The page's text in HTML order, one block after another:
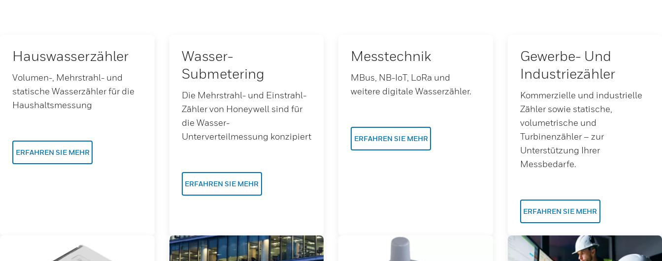
Hauswasserzähler
Volumen-, Mehrstrahl- und
statische Wasserzähler für die
Haushaltsmessung
ERFAHREN SIE MEHR
Wasser-
Submetering
Die Mehrstrahl- und Einstrahl-
Zähler von Honeywell sind für
die Wasser-
Unterverteilmessung konzipiert
ERFAHREN SIE MEHR
Messtechnik
MBus, NB-IoT, LoRa und
weitere digitale Wasserzähler.
ERFAHREN SIE MEHR
Gewerbe- Und
Industriezähler
Kommerzielle und industrielle
Zähler sowie statische,
volumetrische und
Turbinenzähler – zur
Unterstützung Ihrer
Messbedarfe.
ERFAHREN SIE MEHR